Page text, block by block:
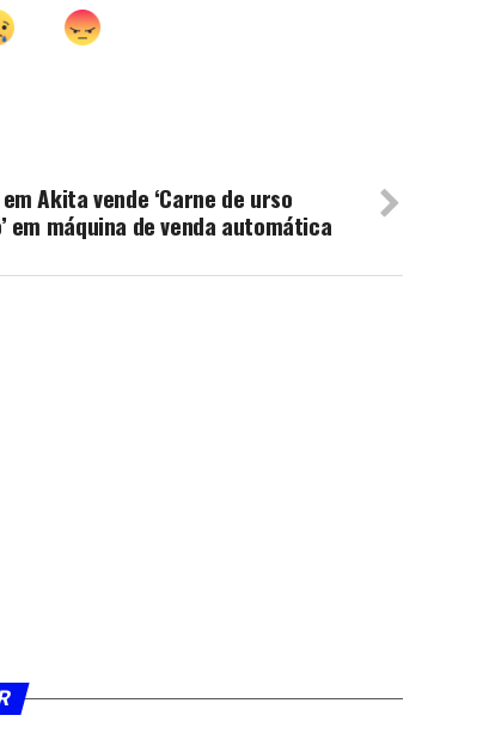
Akita vende ‘Carne de urso
em máquina de venda automática